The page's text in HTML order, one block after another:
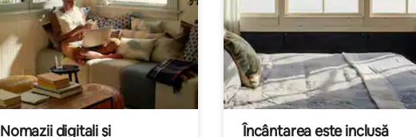
Nomazii digitali și
Încântarea este inclusă